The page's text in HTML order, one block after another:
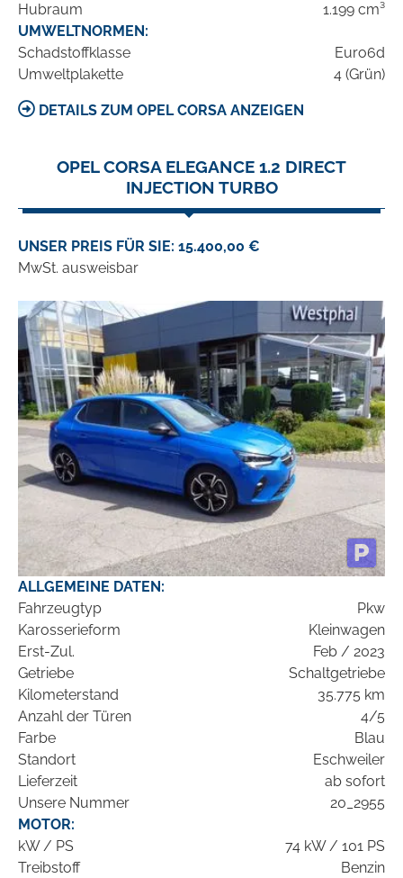
Hubraum
1.199 cm³
UMWELTNORMEN:
Schadstoffklasse
Euro6d
Umweltplakette
4 (Grün)
DETAILS ZUM OPEL CORSA ANZEIGEN
OPEL CORSA ELEGANCE 1.2 DIRECT
INJECTION TURBO
UNSER PREIS FÜR SIE: 15.400,00 €
MwSt. ausweisbar
ALLGEMEINE DATEN:
Fahrzeugtyp
Pkw
Karosserieform
Kleinwagen
Erst-Zul.
Feb / 2023
Getriebe
Schaltgetriebe
Kilometerstand
35.775 km
Anzahl der Türen
4/5
Farbe
Blau
Standort
Eschweiler
Lieferzeit
ab sofort
Unsere Nummer
20_2955
MOTOR:
kW / PS
74 kW / 101 PS
Treibstoff
Benzin